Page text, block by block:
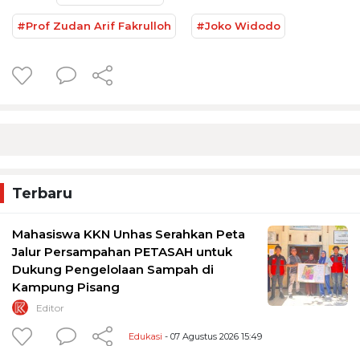
#Prof Zudan Arif Fakrulloh #Joko Widodo
Terbaru
Mahasiswa KKN Unhas Serahkan Peta
Jalur Persampahan PETASAH untuk
Dukung Pengelolaan Sampah di
Kampung Pisang
Editor
Edukasi - 07 Agustus 2026 15:49